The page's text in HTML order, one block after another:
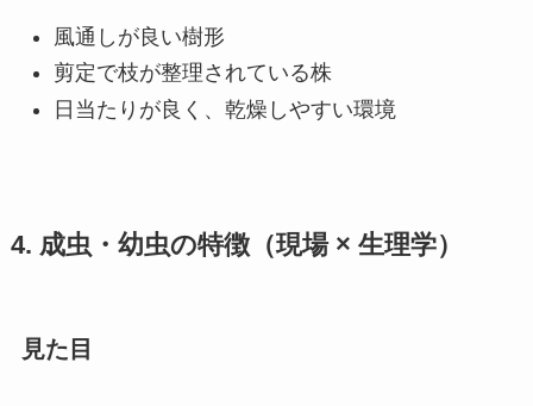
風通しが良い樹形
剪定で枝が整理されている株
日当たりが良く、乾燥しやすい環境
4. 成虫・幼虫の特徴（現場 × 生理学）
見た目